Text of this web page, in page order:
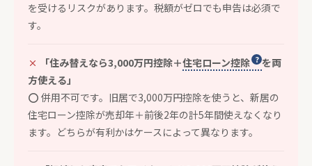
を受けるリスクがあります。税額がゼロでも申告は必須で
す。
「住み替えなら3,000万円控除＋住宅ローン控除
を両
方使える」
⭕ 併用不可です。旧居で3,000万円控除を使うと、新居の
住宅ローン控除が売却年＋前後2年の計5年間使えなくなり
ます。どちらが有利かはケースによって異なります。